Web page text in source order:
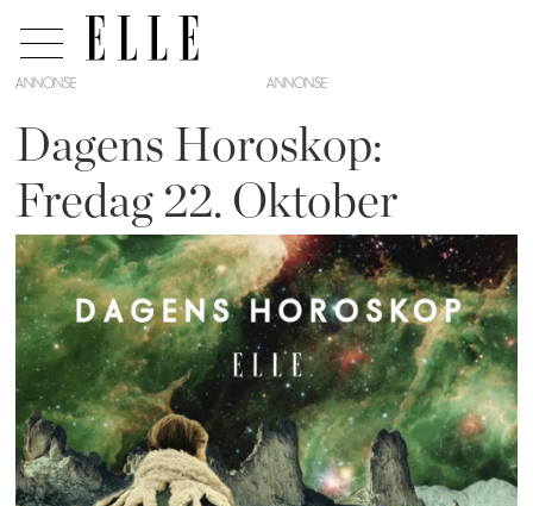
ANNONSE
Dagens Horoskop:
Fredag 22. Oktober